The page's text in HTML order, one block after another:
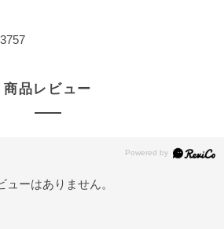
商品レビュー
ューはありません。